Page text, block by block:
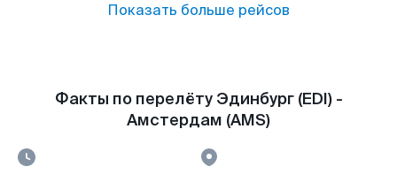
Показать больше рейсов
Факты по перелёту Эдинбург (EDI) -
Амстердам (AMS)